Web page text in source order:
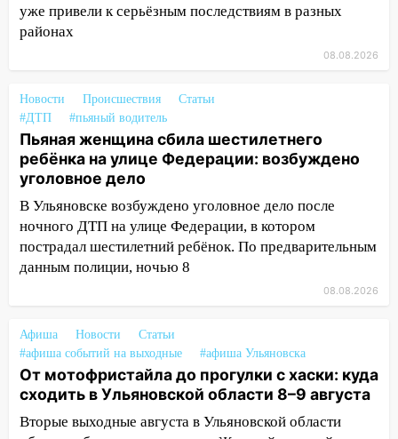
13:08 Ураган ударил по Ульяновску:
сорванные крыши, поваленные деревья,
затопленные улицы и остановившиеся
12:17
Ульяновск накрыл крупный град:
после ливня город снова уходит под
воду
12:12 Прокуратура взяла на контроль
ДТП с шестилетним ребёнком на улице
Федерации
12:01 Пьяная женщина сбила
шестилетнего ребёнка на улице
Федерации: возбуждено уголовное дело
мужчину, пропавшего ещё 19 июля
10:30 От мотофристайла до прогулки с
хаски: куда сходить в Ульяновской
области 8–9 августа
уже привели к серьёзным последствиям в разных
районах
08.08.2026
Новости Происшествия
Статьи
#ДТП
#пьяный водитель
Пьяная женщина сбила шестилетнего
ребёнка на улице Федерации: возбуждено
уголовное дело
В Ульяновске возбуждено уголовное дело после
ночного ДТП на улице Федерации, в котором
пострадал шестилетний ребёнок. По предварительным
данным полиции, ночью 8
08.08.2026
Афиша Новости
Статьи
#афиша событий на выходные
#афиша Ульяновска
От мотофристайла до прогулки с хаски: куда
сходить в Ульяновской области 8–9 августа
Вторые выходные августа в Ульяновской области